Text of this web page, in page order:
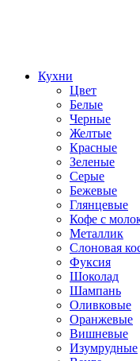
Кухни
Цвет
Белые
Черные
Желтые
Красные
Зеленые
Серые
Бежевые
Глянцевые
Кофе с
Металлик
Слоновая
Фуксия
Шоколад
Шампань
Оливковые
Оранжевые
Вишневые
Изумрудные